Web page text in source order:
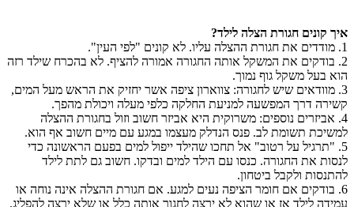
איך קונים חגורת הצלה לילד?
1. מודדים את חגורת ההצלה עליו. לא קונים "לפי העין".
2. בודקים את המשקל אותה החגורה אמורה להציף. לא בהכרח שילד רזה
הוא בעל משקל גוף נמוך.
3. מוודאים שיש לחגורה: צווארון ציפה אשר יחזיק את הראש מעל המים,
קשירה דרך המפשעה למניעת החלקה כלפי מעלה ויכולת מהפך.
4. אביזרים נוספים: משרוקית היא אביזר חשוב וזול בחגורת ההצלה
למשיכת תשומת לב. פנס הנדלק מעצמו במגע עם מיים חשוב אף הוא.
5. "תרגיל על רטוב" אל תחכו שהילד ייפול למים בפעם הראשונה כדי
לנסות את החגורה. כנסו עם הילד למים ובדקו. חשוב גם לתת לילד
להתנסות ולקבל ביטחון.
6. בודקים אם חומר הציפה נעים למגע. אם חגורת ההצלה אינה נוחה או
עמידה לילד אז או שהוא לא ירצה לחגור אותה כלל או שלא ירצה להפליג.